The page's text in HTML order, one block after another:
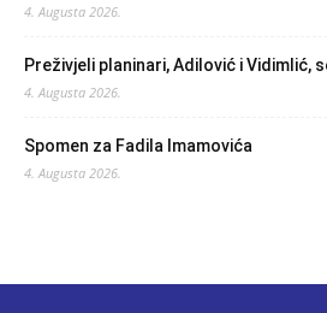
4. Augusta 2026.
Preživjeli planinari, Adilović i Vidimlić,
4. Augusta 2026.
Spomen za Fadila Imamovića
4. Augusta 2026.